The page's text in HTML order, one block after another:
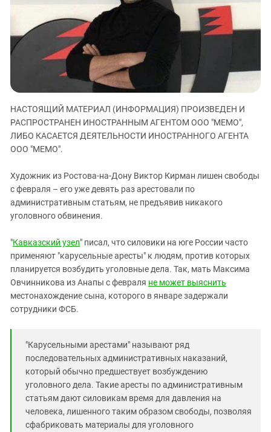
ЗАСТАВЛЯЕТ
КАВКАЗ ЗА ПАЛЕСТИНУ
ИНАКОМЫСЛИЕ В ЧЕЧНЕ
МОБИЛИЗАЦИЯ И ПРОТЕСТЫ
Ингушетия
Кабардино-Балкария
Краснодарский край
Нагорный Карабах
Российская Федерация
Северная Осетия - Алания
Ставропольский край
Южная Осетия
Южный Кавказ
ЮФО
НАСТОЯЩИЙ МАТЕРИАЛ (ИНФОРМАЦИЯ) ПРОИЗВЕДЕН И
РАСПРОСТРАНЕН ИНОСТРАННЫМ АГЕНТОМ ООО "МЕМО",
ЛИБО КАСАЕТСЯ ДЕЯТЕЛЬНОСТИ ИНОСТРАННОГО АГЕНТА
ООО "МЕМО".
Художник из Ростова-на-Дону Виктор Кирман лишен свободы
с февраля – его уже девять раз арестовали по
административным статьям, не предъявив никакого
уголовного обвинения.
"Кавказский узел" писал, что силовики на юге России часто
применяют "карусельные аресты" к людям, против которых
планируется возбудить уголовные дела. Так, мать Максима
Овчинникова из Анапы с февраля не может выяснить
местонахождение сына, которого в январе задержали
сотрудники ФСБ.
"Карусельными арестами" называют ряд
последовательных административных наказаний,
который обычно предшествует возбуждению
уголовного дела. Такие аресты по административным
статьям дают силовикам время для давления на
человека, лишенного таким образом свободы, позволяя
сфабриковать материалы для уголовного